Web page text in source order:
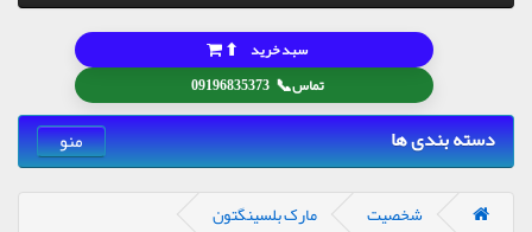
تماس📞
09196835373
سبد خرید ⬆
دسته بندی ها منو
شخصیت مارک بلسینگتون